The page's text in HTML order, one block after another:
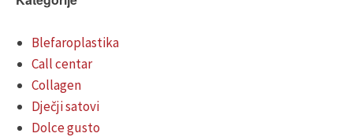
Blefaroplastika
Call centar
Collagen
Dječji satovi
Dolce gusto